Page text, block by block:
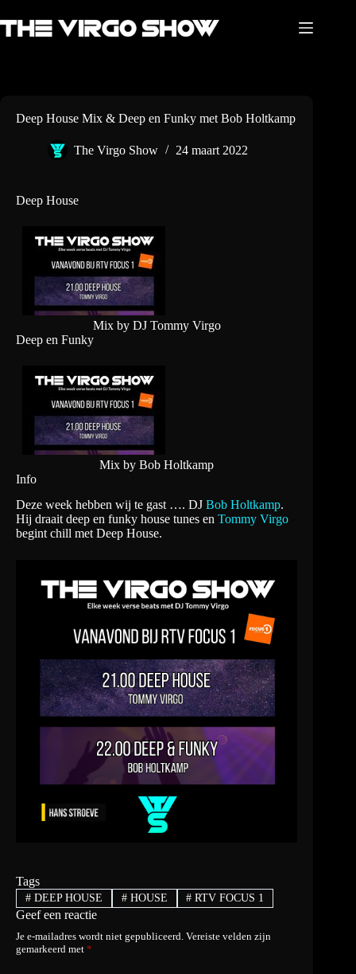
naar
de
Deep House Mix & Deep en Funky met Bob Holtkamp
The Virgo Show 24 maart 2022
Deep House
Mix by DJ Tommy Virgo
Deep en Funky
Mix by Bob Holtkamp
Info
Deze week hebben wij te gast …. DJ Bob Holtkamp.
Hij draait deep en funky house tunes en Tommy Virgo
begint chill met Deep House.
Tags
#DEEP HOUSE #HOUSE # RTV FOCUS 1
Geef een reactie
Je e-mailadres wordt niet gepubliceerd. Vereiste velden zijn
gemarkeerd met *